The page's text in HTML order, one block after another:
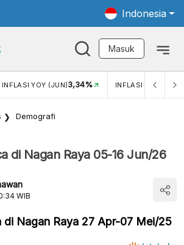
Indonesia
Masuk
INFLASI YOY (JUN)3,34% INFLASI MOM
Demografi
di Nagan Raya 05-16 Jun/26
WIB
di Nagan Raya 27 Apr-07 Mei/25